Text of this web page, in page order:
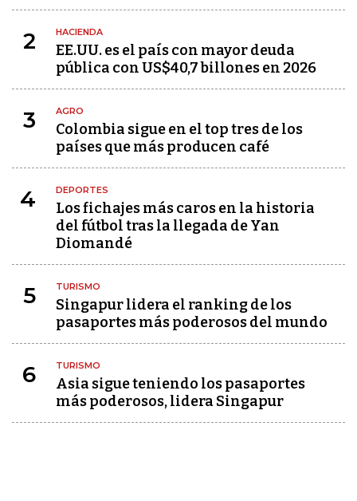
2 HACIENDA
EE.UU. es el país con mayor deuda
pública con US$40,7 billones en 2026
3 AGRO
Colombia sigue en el top tres de los
países que más producen café
4 DEPORTES
Los fichajes más caros en la historia
del fútbol tras la llegada de Yan
Diomandé
5 TURISMO
Singapur lidera el ranking de los
pasaportes más poderosos del mundo
6 TURISMO
Asia sigue teniendo los pasaportes
más poderosos, lidera Singapur